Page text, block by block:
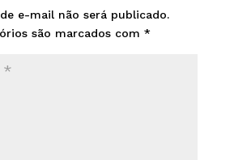
e-mail não será publicado.
são marcados com *